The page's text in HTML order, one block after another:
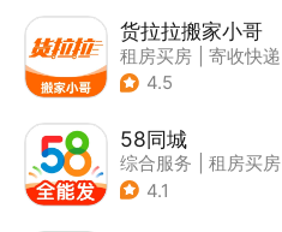
货拉拉搬家小哥
租房买房
寄收快递
4.5
58同城
综合服务
租房买房
4.1